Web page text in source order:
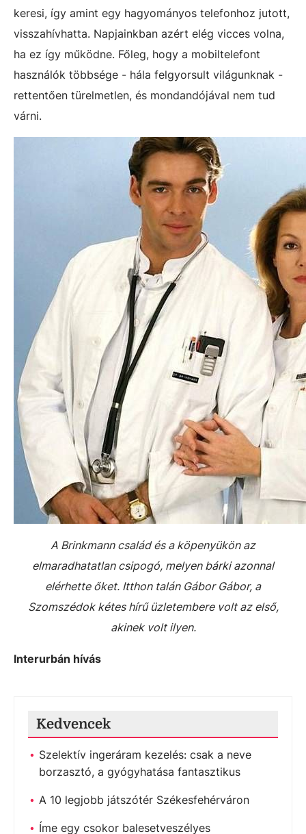
keresi, így amint egy hagyományos telefonhoz jutott,
visszahívhatta. Napjainkban azért elég vicces volna,
ha ez így működne. Főleg, hogy a mobiltelefont
használók többsége - hála felgyorsult világunknak -
rettentően türelmetlen, és mondandójával nem tud
várni.
A Brinkmann család és a köpenyükön az
elmaradhatatlan csipogó, melyen bárki azonnal
elérhette őket. Itthon talán Gábor Gábor, a
Szomszédok kétes hírű üzletembere volt az első,
akinek volt ilyen.
Interurbán hívás
Kedvencek
Szelektív ingeráram kezelés: csak a neve
borzasztó, a gyógyhatása fantasztikus
A 10 legjobb játszótér Székesfehérváron
Íme egy csokor balesetveszélyes